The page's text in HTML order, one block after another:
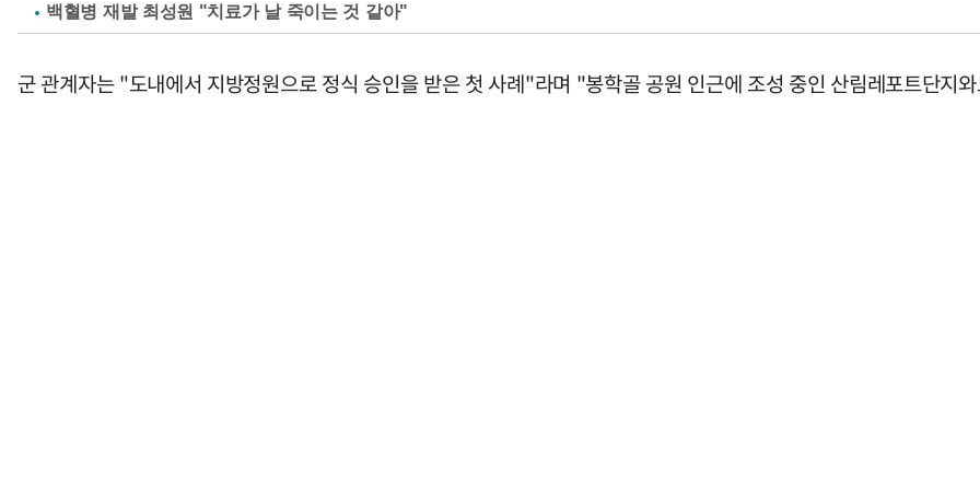
백혈병 재발 최성원 "치료가 날 죽이는 것 같아"
군 관계자는 "도내에서 지방정원으로 정식 승인을 받은 첫 사례"라며 "봉학골 공원 인근에 조성 중인 산림레포트단지